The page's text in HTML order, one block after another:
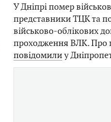
У Дніпрі помер
представники ТЦК та
військово-облікових
проходження ВЛК. Про
повідомилиу